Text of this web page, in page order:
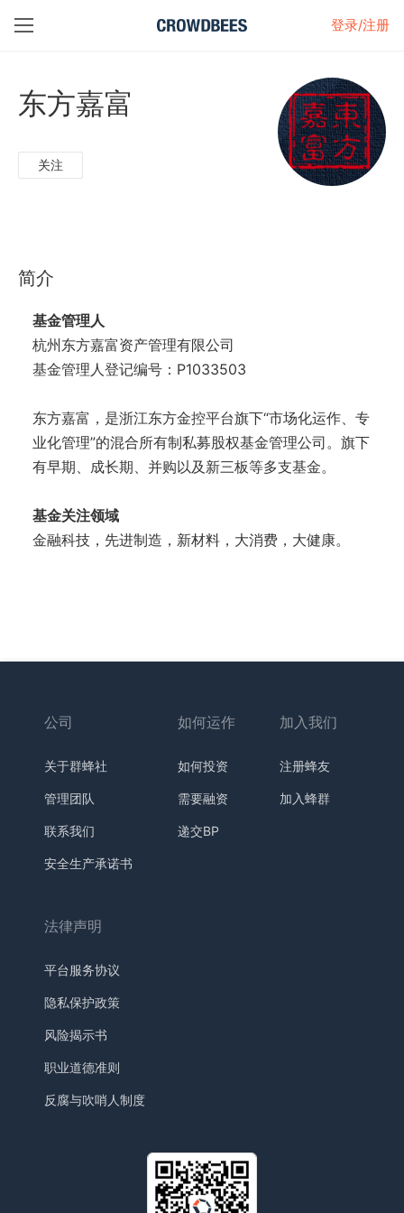
登录/注册
东方嘉富
关注
简介
基金管理人
杭州东方嘉富资产管理有限公司
基金管理人登记编号：P1033503
东方嘉富，是浙江东方金控平台旗下“市场化运作、专
业化管理”的混合所有制私募股权基金管理公司。旗下
有早期、成长期、并购以及新三板等多支基金。
基金关注领域
金融科技，先进制造，新材料，大消费，大健康。
公司
关于群蜂社
管理团队
联系我们
安全生产承诺书
如何运作
如何投资
需要融资
递交BP
加入我们
注册蜂友
加入蜂群
法律声明
平台服务协议
隐私保护政策
风险揭示书
职业道德准则
反腐与吹哨人制度